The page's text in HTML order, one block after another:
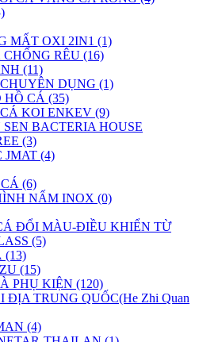
MẤT OXI 2IN1 (1)
RÊU (16)
(11)
DỤNG (1)
CÁ (35)
KOI ENKEV (9)
BACTERIA HOUSE
(3)
(4)
(6)
NẤM INOX (0)
ĐỔI MÀU-ĐIỀU KHIỂN TỪ
(5)
(13)
(15)
PHỤ KIỆN (120)
ĐỊA TRUNG QUỐC(He Zhi Quan
(4)